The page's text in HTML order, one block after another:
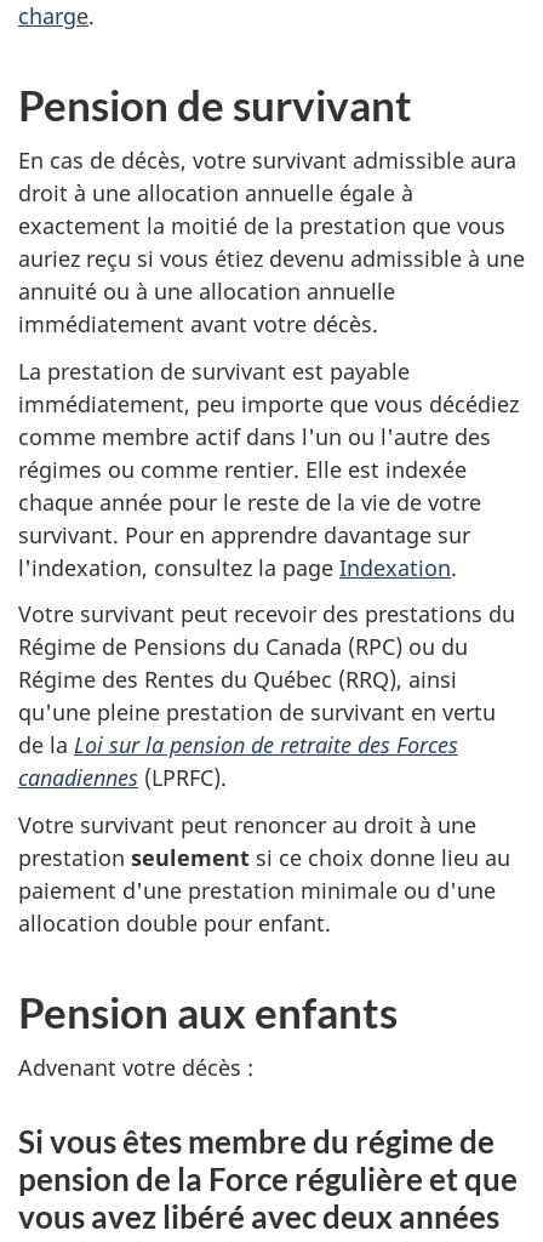
charge.
Pension de survivant
En cas de décès, votre survivant admissible aura
droit à une allocation annuelle égale à
exactement la moitié de la prestation que vous
auriez reçu si vous étiez devenu admissible à une
annuité ou à une allocation annuelle
immédiatement avant votre décès.
La prestation de survivant est payable
immédiatement, peu importe que vous décédiez
comme membre actif dans l'un ou l'autre des
régimes ou comme rentier. Elle est indexée
chaque année pour le reste de la vie de votre
survivant. Pour en apprendre davantage sur
l'indexation, consultez la page Indexation.
Votre survivant peut recevoir des prestations du
Régime de Pensions du Canada (RPC) ou du
Régime des Rentes du Québec (RRQ), ainsi
qu'une pleine prestation de survivant en vertu
de la Loi sur la pension de retraite des Forces
canadiennes (LPRFC).
Votre survivant peut renoncer au droit à une
prestation seulement si ce choix donne lieu au
paiement d'une prestation minimale ou d'une
allocation double pour enfant.
Pension aux enfants
Advenant votre décès :
Si vous êtes membre du régime de
pension de la Force régulière et que
vous avez libéré avec deux années